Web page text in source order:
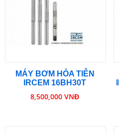
MÁY BƠM HỎA TIỄN
IRCEM 16BH30T
8,500,000 VNĐ